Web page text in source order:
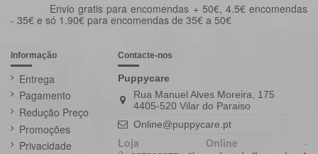
Envio gratis para encomendas + 50€, 4.5€ encomendas
- 35€ e só 1.90€ para encomendas de 35€ a 50€
Informação
Entrega
Pagamento
Redução Preço
Promoções
Privacidade
Contacte-nos
Puppycare
Rua Manuel Alves Moreira, 175
4405-520 Vilar do Paraiso
Online@puppycare.pt
Loja Online -